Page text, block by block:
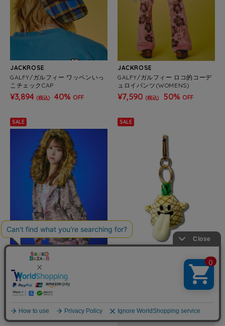
JACKROSE
GALFY/ガルフィー ワッペンいっ
こチェックCAP
¥3,894 (税込) 40% OFF
JACKROSE
GALFY/ガルフィー ロコ的コーデ
ュロイパンツ(WOMENS)
¥7,590 (税込) 50% OFF
SALE
JACKROSE
GALFY/ガルフィー 森林パーカー
(MENS)
¥8,140 (税込) 50%
SALE
GRAF&WU/グラフアンドウー BO
O GHOST MINI キーホルダー
SALE